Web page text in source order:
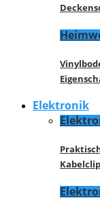
Elektronik